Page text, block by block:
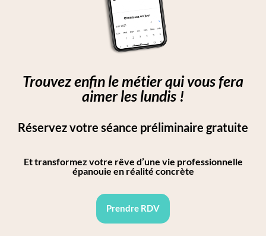
Trouvez enfin le métier qui vous fera
aimer les lundis !​
Réservez votre séance préliminaire gratuite
Et transformez votre rêve d’une vie professionnelle
épanouie en réalité concrète
Prendre RDV